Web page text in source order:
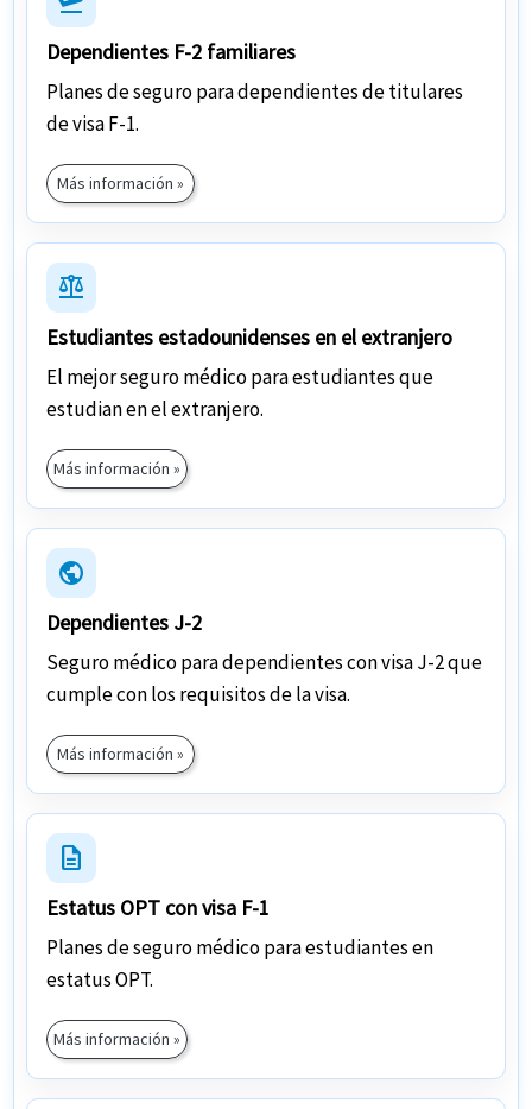
Dependientes F-2 familiares
Planes de seguro para dependientes de titulares
de visa F-1.
Más información »
balance
Estudiantes estadounidenses en el extranjero
El mejor seguro médico para estudiantes que
estudian en el extranjero.
Más información »
public
Dependientes J-2
Seguro médico para dependientes con visa J-2 que
cumple con los requisitos de la visa.
Más información »
description
Estatus OPT con visa F-1
Planes de seguro médico para estudiantes en
estatus OPT.
Más información »